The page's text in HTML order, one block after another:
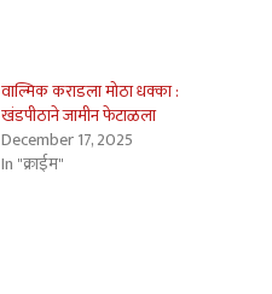
वाल्मिक कराडला मोठा धक्का :
खंडपीठाने जामीन फेटाळला
December 17, 2025
In "क्राईम"